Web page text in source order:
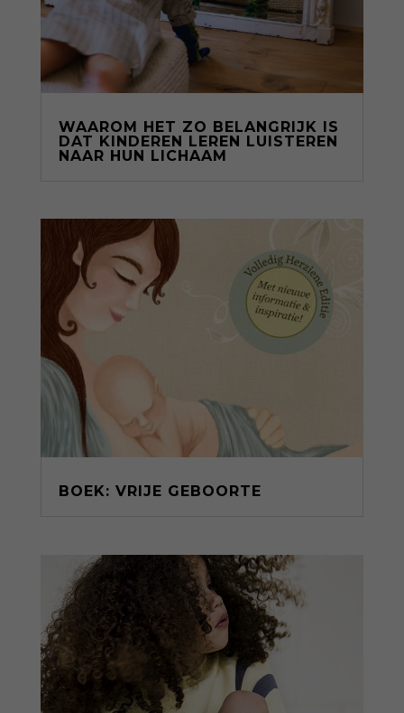
WAAROM HET ZO BELANGRIJK IS
DAT KINDEREN LEREN LUISTEREN
NAAR HUN LICHAAM
BOEK: VRIJE GEBOORTE